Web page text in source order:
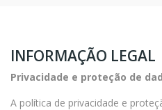
INFORMAÇÃO LEGAL
Privacidade e proteção de
A política de privacidade e